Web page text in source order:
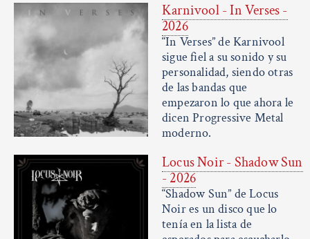
Karnivool - In Verses -
2026
“In Verses” de Karnivool
sigue fiel a su sonido y su
personalidad, siendo otras
de las bandas que
empezaron lo que ahora le
dicen Progressive Metal
moderno.
Locus Noir - Shadow Sun
- 2026
“Shadow Sun” de Locus
Noir es un disco que lo
tenía en la lista de